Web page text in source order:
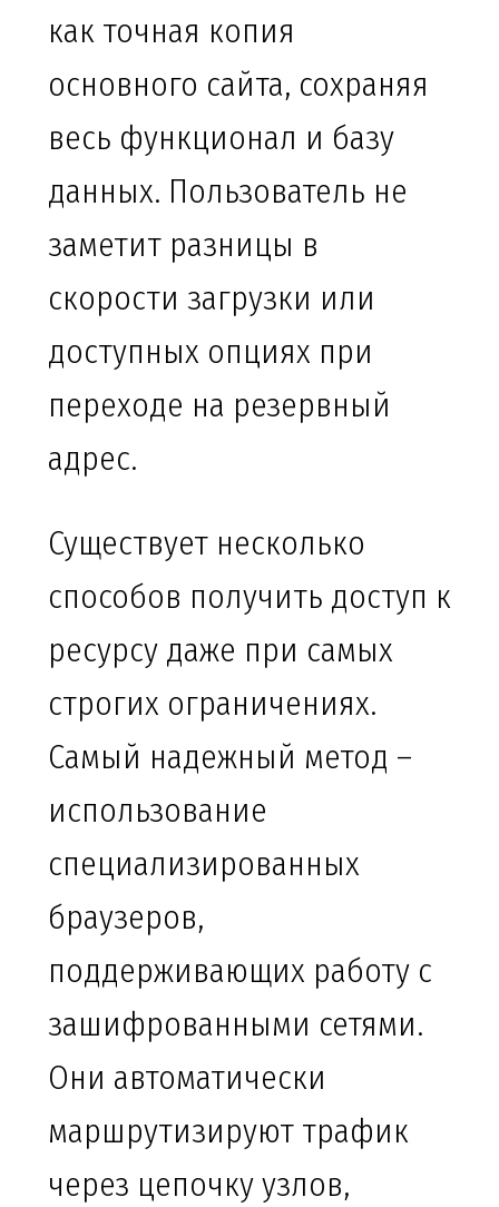
как точная копия
основного сайта, сохраняя
весь функционал и базу
данных. Пользователь не
заметит разницы в
скорости загрузки или
доступных опциях при
переходе на резервный
адрес.
Существует несколько
способов получить доступ к
ресурсу даже при самых
строгих ограничениях.
Самый надежный метод –
использование
специализированных
браузеров,
поддерживающих работу с
зашифрованными сетями.
Они автоматически
маршрутизируют трафик
через цепочку узлов,